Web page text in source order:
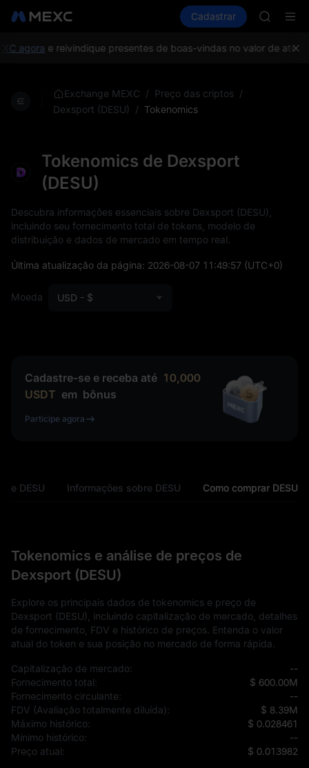
Mercados Spot Futuros
Cadastrar
HFT
UNITREE
SPCX
agorae reivindique presentes de boas-vindas no valor de até
Exchange MEXC / Preço das criptos /
Dexsport (DESU)
/ Tokenomics
Tokenomics de Dexsport
(DESU)
Descubra informações essenciais sobre Dexsport (DESU),
incluindo seu fornecimento total de tokens, modelo de
distribuição e dados de mercado em tempo real.
Última atualização da página: 2026-08-07 11:49:57 (UTC+0)
Moeda USD - $
Cadastre-se e receba até 10,000
USDT em bônus
Participe agora
de DESU Informações sobre DESU Como comprar DESU
Tokenomics e análise de preços de
Dexsport (DESU)
Explore os principais dados de tokenomics e preço de
Dexsport (DESU), incluindo capitalização de mercado, detalhes
de fornecimento, FDV e histórico de preços. Entenda o valor
atual do token e sua posição no mercado de forma rápida.
Capitalização de mercado:
--
Fornecimento total:
$ 600.00M
Fornecimento circulante:
--
FDV (Avaliação totalmente diluída):
$ 8.39M
Máximo histórico:
$ 0.028461
Mínimo histórico:
--
Preço atual:
$ 0.013982